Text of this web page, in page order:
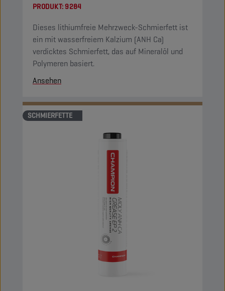
PRODUKT:9284
Dieses lithiumfreie Mehrzweck-Schmierfett ist
ein mit wasserfreiem Kalzium (ANH Ca)
verdicktes Schmierfett, das auf Mineralöl und
Polymeren basiert.
Ansehen
SCHMIERFETTE